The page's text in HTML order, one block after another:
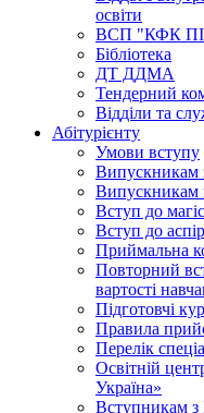
освіти
ВСП "КФК
Бібліотека
ДТ ДДМА
Тендерний
Відділи та
Абітурієнту
Умови вступу
Випускникам
Випускникам
Вступ до
Вступ до
Приймальна
Повторний
вартості
Підготовчі
Правила
Перелік
Освітній
Україна»
Вступникам з